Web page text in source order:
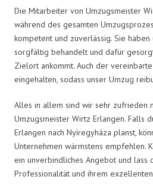
Die Mitarbeiter von Umzugsmeister
während des gesamten
kompetent und zuverlässig. Sie haben
sorgfältig behandelt und dafür
Zielort ankommt. Auch der
eingehalten, sodass unser Umzug
Alles in allem sind wir sehr zufrieden
Umzugsmeister Wirtz Erlangen. Falls
Erlangen nach Nyíregyháza planst,
Unternehmen wärmstens empfehlen.
ein unverbindliches Angebot und lass
Professionalität und ihrem